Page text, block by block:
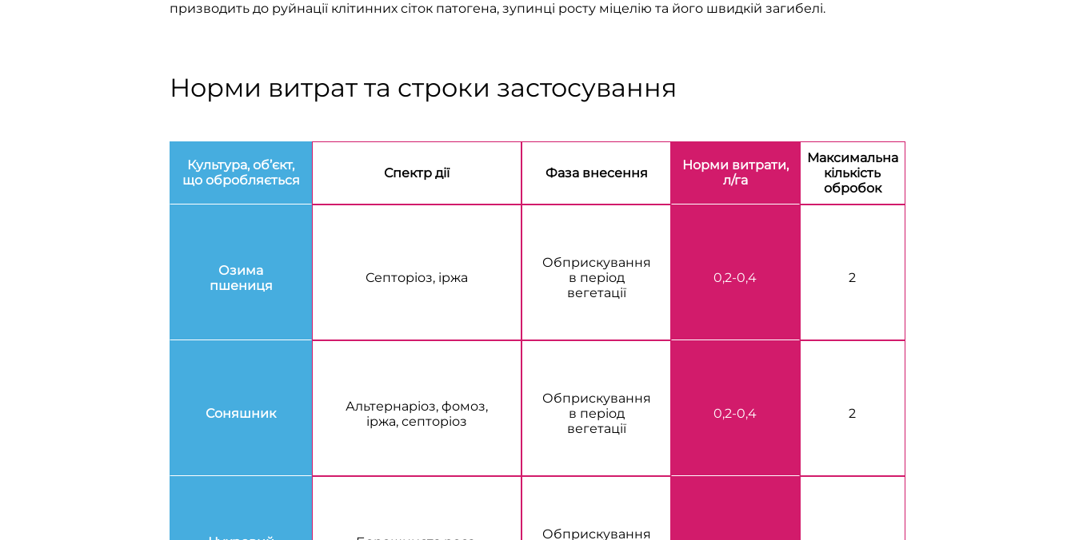
призводить до руйнації клітинних сіток патогена, зупинці росту міцелію та його швидкій загибелі.
Норми витрат та строки застосування
Культура, об’єкт,
що обробляється
Спектр дії Фаза внесення
Норми витрати,
л/га
Максимальна
кількість
обробок
Озима
пшениця
Септоріоз, іржа
Обприскування
в період
вегетації
0,2-0,4 2
Соняшник
Альтернаріоз, фомоз,
іржа, септоріоз
Обприскування
в період
вегетації
0,2-0,4 2
Обприскування